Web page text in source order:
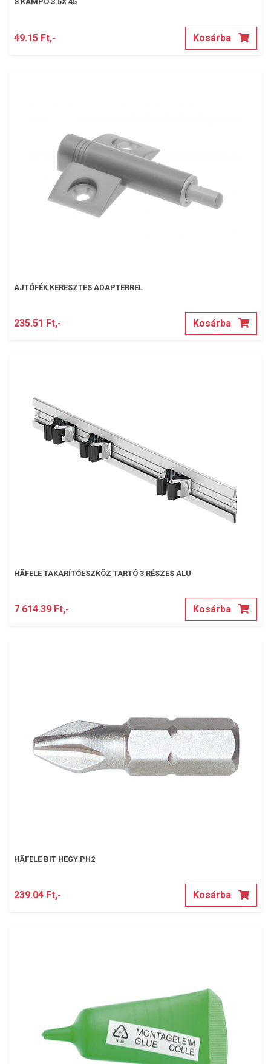
49.15 Ft,- Kosárba
AJTÓFÉK KERESZTES ADAPTERREL
235.51 Ft,- Kosárba
HÄFELE TAKARÍTÓESZKÖZ TARTÓ 3 RÉSZES ALU
7 614.39 Ft,- Kosárba
HÄFELE BIT HEGY PH2
239.04 Ft,- Kosárba